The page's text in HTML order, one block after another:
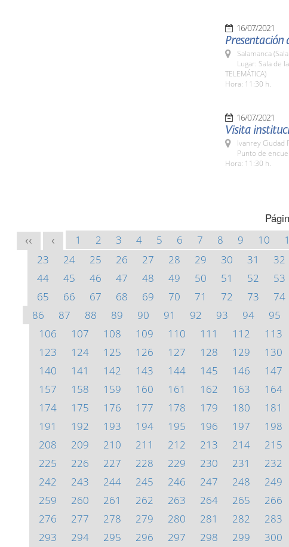
16/07/2021
Presentación
Salamanca
Lugar: Sala de
TELEMÁTICA)
Hora: 11:30 h.
16/07/2021
Visita
Ivanrey Ciudad
Punto de
Hora: 11:30 h.
<< < 1 2 3 4 5 6 7 8 9 10
23
24 25 26 27 28 29 30 31 32
44
45 46 47 48 49 50 51 52 53
65
66 67 68 69 70 71 72 73 74
86
87 88 89 90 91 92 93 94 95
106
107 108 109 110 111 112 113
123
124 125 126 127 128 129 130
140
141 142 143 144 145 146 147
157
158 159 160 161 162 163 164
174
175 176 177 178 179 180 181
191
192 193 194 195 196 197 198
208
209 210 211 212 213 214 215
225
226 227 228 229 230 231 232
242
243 244 245 246 247 248 249
259
260 261 262 263 264 265 266
276
277 278 279 280 281 282 283
293
294 295 296 297 298 299 300